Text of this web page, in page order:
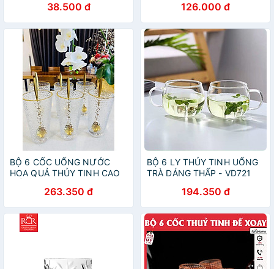
38.500 đ
D6293 - Bộ 6 ly
126.000 đ
BỘ 6 CỐC UỐNG NƯỚC
HOA QUẢ THỦY TINH CAO
SANG TRỌNG ( CỐC CAO 0
263.350 đ
BỘ 6 LY THỦY TINH UỐNG
TRÀ DÁNG THẤP - VD721
194.350 đ